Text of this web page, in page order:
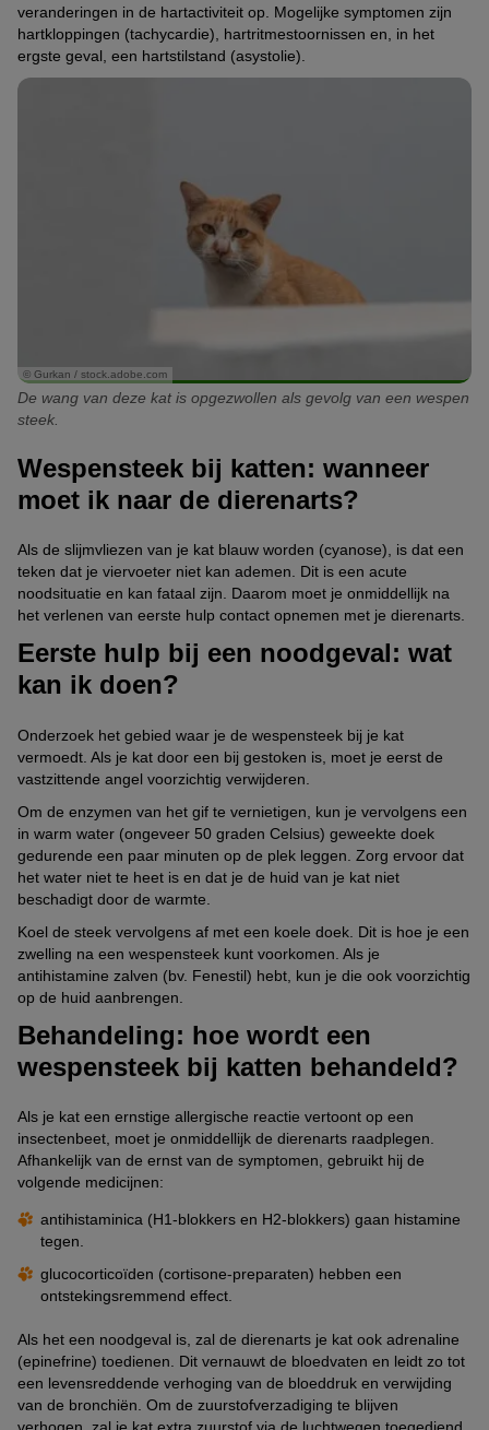
veranderingen in de hartactiviteit op. Mogelijke symptomen zijn
hartkloppingen (tachycardie), hartritmestoornissen en, in het
ergste geval, een hartstilstand (asystolie).
© Gurkan / stock.adobe.com
De wang van deze kat is opgezwollen als gevolg van een wespen
steek.
Wespensteek bij katten: wanneer
moet ik naar de dierenarts?
Als de slijmvliezen van je kat blauw worden (cyanose), is dat een
teken dat je viervoeter niet kan ademen. Dit is een acute
noodsituatie en kan fataal zijn. Daarom moet je onmiddellijk na
het verlenen van eerste hulp contact opnemen met je dierenarts.
Eerste hulp bij een noodgeval: wat
kan ik doen?
Onderzoek het gebied waar je de wespensteek bij je kat
vermoedt. Als je kat door een bij gestoken is, moet je eerst de
vastzittende angel voorzichtig verwijderen.
Om de enzymen van het gif te vernietigen, kun je vervolgens een
in warm water (ongeveer 50 graden Celsius) geweekte doek
gedurende een paar minuten op de plek leggen. Zorg ervoor dat
het water niet te heet is en dat je de huid van je kat niet
beschadigt door de warmte.
Koel de steek vervolgens af met een koele doek. Dit is hoe je een
zwelling na een wespensteek kunt voorkomen. Als je
antihistamine zalven (bv. Fenestil) hebt, kun je die ook voorzichtig
op de huid aanbrengen.
Behandeling: hoe wordt een
wespensteek bij katten behandeld?
Als je kat een ernstige allergische reactie vertoont op een
insectenbeet, moet je onmiddellijk de dierenarts raadplegen.
Afhankelijk van de ernst van de symptomen, gebruikt hij de
volgende medicijnen:
antihistaminica (H1-blokkers en H2-blokkers) gaan histamine
tegen.
glucocorticoïden (cortisone-preparaten) hebben een
ontstekingsremmend effect.
Als het een noodgeval is, zal de dierenarts je kat ook adrenaline
(epinefrine) toedienen. Dit vernauwt de bloedvaten en leidt zo tot
een levensreddende verhoging van de bloeddruk en verwijding
van de bronchiën. Om de zuurstofverzadiging te blijven